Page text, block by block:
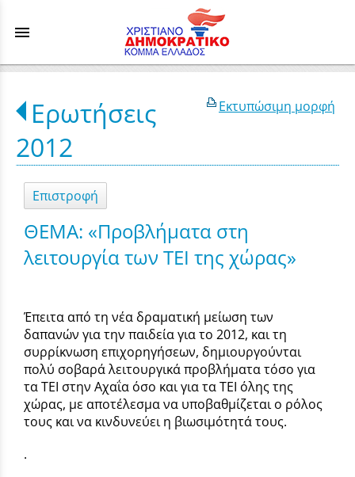
menu
Εκτυπώσιμη μορφή
Ερωτήσεις
2012
Επιστροφή
ΘΕΜΑ: «Προβλήματα στη
λειτουργία των ΤΕΙ της χώρας»
Έπειτα από τη νέα δραματική μείωση των
δαπανών για την παιδεία για το 2012, και τη
συρρίκνωση επιχορηγήσεων, δημιουργούνται
πολύ σοβαρά λειτουργικά προβλήματα τόσο για
τα ΤΕΙ στην Αχαΐα όσο και για τα ΤΕΙ όλης της
χώρας, με αποτέλεσμα να υποβαθμίζεται ο ρόλος
τους και να κινδυνεύει η βιωσιμότητά τους.
.